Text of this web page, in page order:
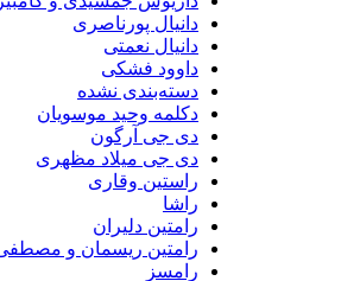
دانیال پورناصری
دانیال نعمتی
داوود فشکی
دسته‌بندی نشده
دکلمه وحید موسویان
دی جی آرگون
دی جی میلاد مظهری
راستین وقاری
رامتین دلیران
رامتین ریسمان و مصطفی باقری